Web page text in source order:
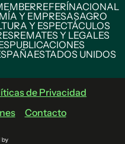
REFERÍNACIONAL
Y EMPRESASAGRO
Y ESPECTÁCULOS
REMATES Y LEGALES
PUBLICACIONES
ESTADOS UNIDOS
de Privacidad
Contacto